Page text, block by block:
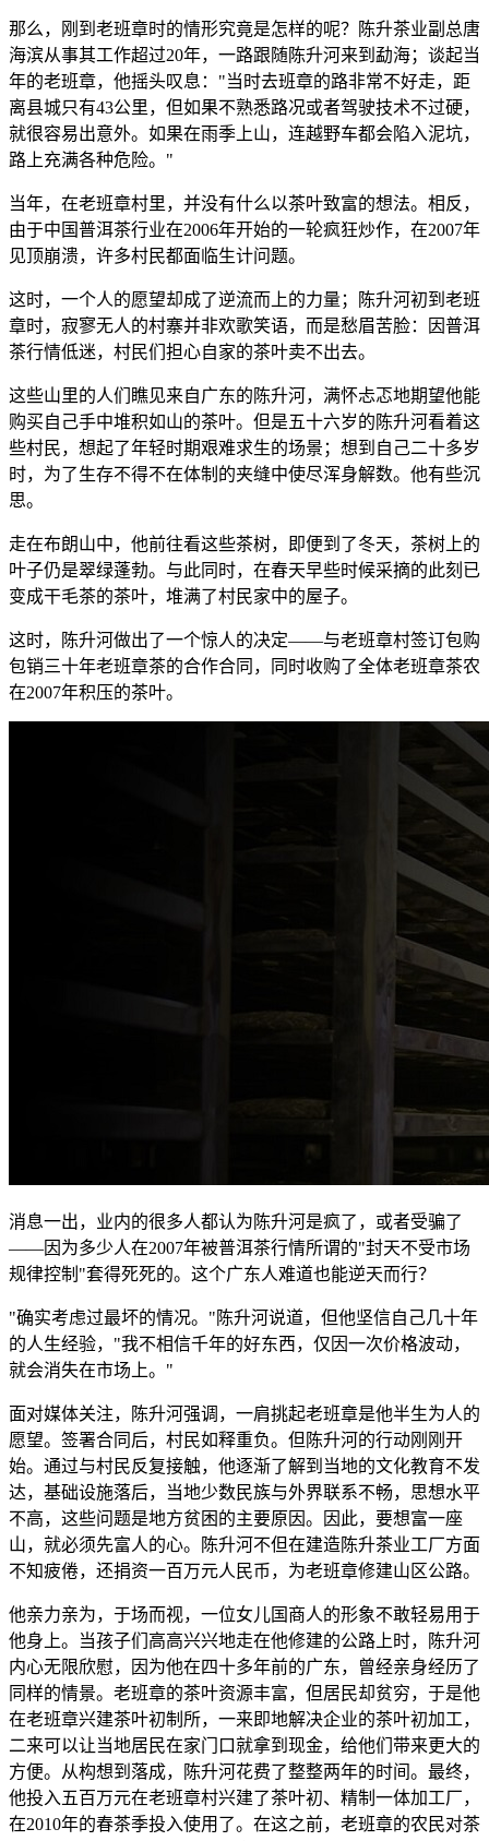
那么，刚到老班章时的情形究竟是怎样的呢？陈升茶业副总唐
海滨从事其工作超过20年，一路跟随陈升河来到勐海；谈起当
年的老班章，他摇头叹息："当时去班章的路非常不好走，距
离县城只有43公里，但如果不熟悉路况或者驾驶技术不过硬，
就很容易出意外。如果在雨季上山，连越野车都会陷入泥坑，
路上充满各种危险。"
当年，在老班章村里，并没有什么以茶叶致富的想法。相反，
由于中国普洱茶行业在2006年开始的一轮疯狂炒作，在2007年
见顶崩溃，许多村民都面临生计问题。
这时，一个人的愿望却成了逆流而上的力量；陈升河初到老班
章时，寂寥无人的村寨并非欢歌笑语，而是愁眉苦脸：因普洱
茶行情低迷，村民们担心自家的茶叶卖不出去。
这些山里的人们瞧见来自广东的陈升河，满怀忐忑地期望他能
购买自己手中堆积如山的茶叶。但是五十六岁的陈升河看着这
些村民，想起了年轻时期艰难求生的场景；想到自己二十多岁
时，为了生存不得不在体制的夹缝中使尽浑身解数。他有些沉
思。
走在布朗山中，他前往看这些茶树，即便到了冬天，茶树上的
叶子仍是翠绿蓬勃。与此同时，在春天早些时候采摘的此刻已
变成干毛茶的茶叶，堆满了村民家中的屋子。
这时，陈升河做出了一个惊人的决定——与老班章村签订包购
包销三十年老班章茶的合作合同，同时收购了全体老班章茶农
在2007年积压的茶叶。
消息一出，业内的很多人都认为陈升河是疯了，或者受骗了
——因为多少人在2007年被普洱茶行情所谓的"封天不受市场
规律控制"套得死死的。这个广东人难道也能逆天而行？
"确实考虑过最坏的情况。"陈升河说道，但他坚信自己几十年
的人生经验，"我不相信千年的好东西，仅因一次价格波动，
就会消失在市场上。"
面对媒体关注，陈升河强调，一肩挑起老班章是他半生为人的
愿望。签署合同后，村民如释重负。但陈升河的行动刚刚开
始。通过与村民反复接触，他逐渐了解到当地的文化教育不发
达，基础设施落后，当地少数民族与外界联系不畅，思想水平
不高，这些问题是地方贫困的主要原因。因此，要想富一座
山，就必须先富人的心。陈升河不但在建造陈升茶业工厂方面
不知疲倦，还捐资一百万元人民币，为老班章修建山区公路。
他亲力亲为，于场而视，一位女儿国商人的形象不敢轻易用于
他身上。当孩子们高高兴兴地走在他修建的公路上时，陈升河
内心无限欣慰，因为他在四十多年前的广东，曾经亲身经历了
同样的情景。老班章的茶叶资源丰富，但居民却贫穷，于是他
在老班章兴建茶叶初制所，一来即地解决企业的茶叶初加工，
二来可以让当地居民在家门口就拿到现金，给他们带来更大的
方便。从构想到落成，陈升河花费了整整两年的时间。最终，
他投入五百万元在老班章村兴建了茶叶初、精制一体加工厂，
在2010年的春茶季投入使用了。在这之前，老班章的农民对茶